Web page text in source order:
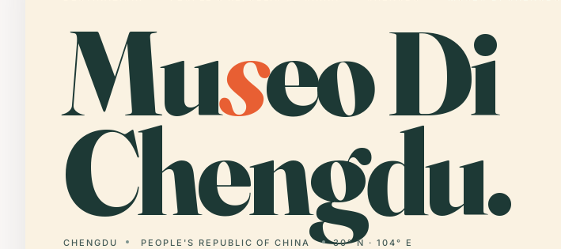
Museo Di
Chengdu.
CHENGDU PEOPLE'S REPUBLIC OF CHINA 30° N · 104° E